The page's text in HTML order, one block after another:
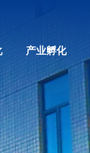
产业孵化